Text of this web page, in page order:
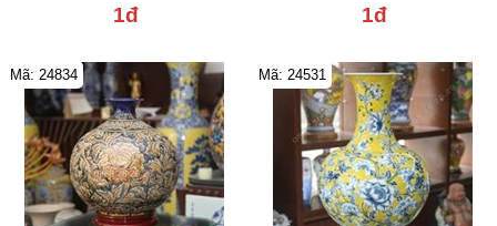
1đ 1đ
Mã: 24834 Mã: 24531